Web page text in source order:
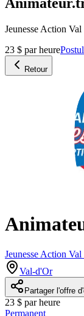
Jeunesse Action
23 $ par heure
Retour
Jeunesse Action
Val-d'Or
Partager l'offre
23 $ par heure
Permanent